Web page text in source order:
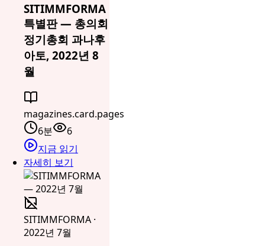
SITIMMFORMA
특별판 — 총의회
정기총회 과나후
아토, 2022년 8
월
magazines.card.pages
6분
6
지금 읽기
자세히 보기
SITIMMFORMA ·
2022년 7월